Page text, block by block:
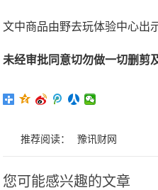
文中商品由野去玩体验中心出
未经审批同意切勿做一切删剪
推荐阅读： 豫讯财网
您可能感兴趣的文章